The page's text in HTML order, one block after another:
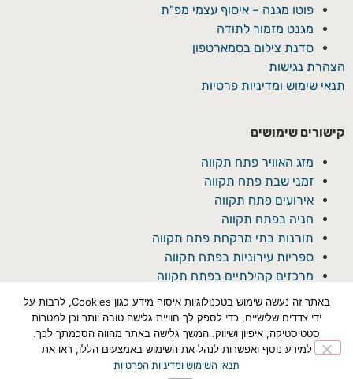
פוטו מגנה – איסוף עצמי מפ"ת
מגנט מזמור לתודה
סדנת צילום בסמארטפון
הצהרת נגישות
תנאי שימוש ומדיניות פרטיות
קישורים שימושים
מזג האוויר פתח תקווה
זמני שבת פתח תקווה
אירועים פתח תקווה
חניה בפתח תקווה
תורנות בתי מרקחת פתח תקווה
ספריות עירוניות בפתח תקווה
מרכזים קהילתיים בפתח תקווה
באתר זה נעשה שימוש בטכנולוגיות איסוף מידע כגון Cookies, לרבות על
ידי צדדים שלישיים, כדי לספק לך חוויית גלישה טובה יותר וכן למטרות
סטטיסטיקה, איפיון ושיווק. המשך גלישה באתר מהווה הסכמתך לכך.
למידע נוסף ואפשרות לנהל את השימוש באמצעים הללו, ראו את
תנאי השימוש ומדיניות הפרטיות